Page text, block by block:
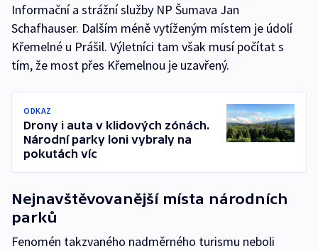
Informační a strážní služby NP Šumava Jan
Schafhauser. Dalším méně vytíženým místem je údolí
Křemelné u Prášil. Výletníci tam však musí počítat s
tím, že most přes Křemelnou je uzavřený.
ODKAZ
Drony i auta v klidových zónách.
Národní parky loni vybraly na
pokutách víc
Nejnavštěvovanější místa národních
parků
Fenomén takzvaného nadměrného turismu neboli